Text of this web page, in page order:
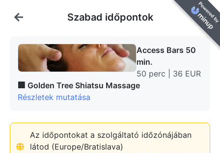
Szabad időpontok
Access Bars 50
min.
50 perc | 36 EUR
🏢 Golden Tree Shiatsu Massage
Részletek mutatása
Az időpontokat a szolgáltató időzónájában
látod (Europe/Bratislava)